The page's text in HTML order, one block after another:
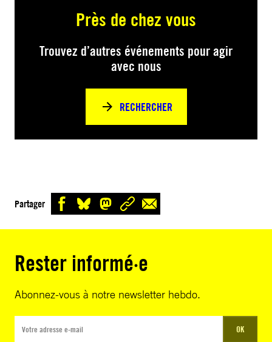
Près de chez vous
Trouvez d’autres événements pour agir
avec nous
RECHERCHER
Partager
Rester informé·e
Abonnez-vous à notre newsletter hebdo.
OK